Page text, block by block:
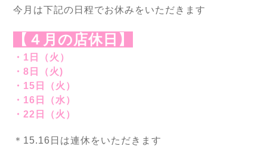
今月は下記の日程でお休みをいただきます
【４月の店休日】
・1日（火）
・8日（火)
・15日（火）
・16日（水）
・22日（火）
＊15.16日は連休をいただきます